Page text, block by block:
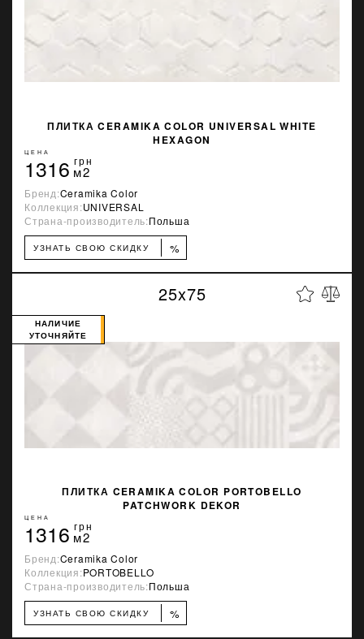
ПЛИТКА CERAMIKA COLOR UNIVERSAL WHITE
HEXAGON
ЦЕНА
1316 грн
м2
Бренд:Ceramika Color
Коллекция:UNIVERSAL
Страна-производитель:Польша
УЗНАТЬ СВОЮ СКИДКУ %
25x75
ПЛИТКА CERAMIKA COLOR PORTOBELLO
PATCHWORK DEKOR
НАЛИЧИЕ
УТОЧНЯЙТЕ
ЦЕНА
1316 грн
м2
Бренд:Ceramika Color
Коллекция:PORTOBELLO
Страна-производитель:Польша
УЗНАТЬ СВОЮ СКИДКУ %